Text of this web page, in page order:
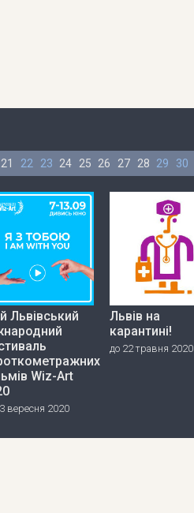
21 22 23 24 25 26 27 28 29 30
Львівський
Wiz-Art
вересня 2020
Львів на
карантині!
до 22 травня 2020